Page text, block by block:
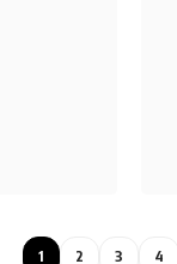
1 2 3 4